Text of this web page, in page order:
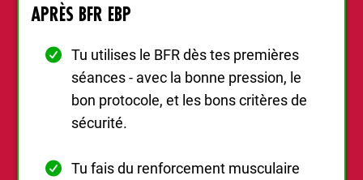
APRÈS BFR EBP
Tu utilises le BFR dès tes premières
séances - avec la bonne pression, le
bon protocole, et les bons critères de
sécurité.
Tu fais du renforcement musculaire